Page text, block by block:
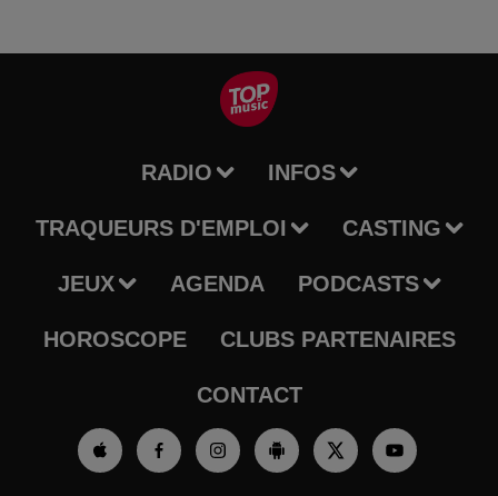
RADIO INFOS
TRAQUEURS D'EMPLOI CASTING
JEUX AGENDA PODCASTS
HOROSCOPE CLUBS PARTENAIRES
CONTACT